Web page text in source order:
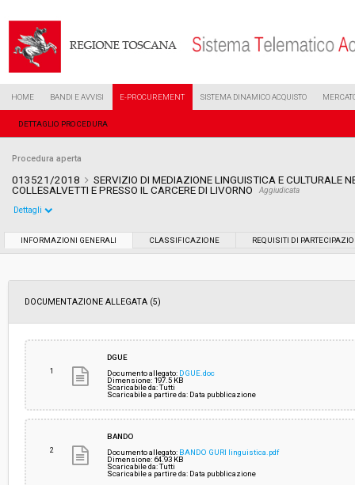
HOME BANDI E AVVISI E-PROCUREMENT SISTEMA DINAMICO ACQUISTO
DETTAGLIO PROCEDURA
Procedura aperta
013521/2018
SERVIZIO DI MEDIAZIONE LINGUISTICA E CULTURALE
COLLESALVETTI E PRESSO IL CARCERE DI LIVORNO
Aggiudicata
Data pubblicazione:
Svolgimento:
Responsabile attuale: COMUNE DI LIVORNO - Ufficio Gare e Contratti
Dettagli
INFORMAZIONI GENERALI CLASSIFICAZIONE REQUISITI DI
DOCUMENTAZIONE ALLEGATA (5)
1
DGUE
Documento allegato: DGUE.doc
Dimensione: 197.5 KB
Scaricabile da: Tutti
Scaricabile a partire da: Data pubblicazione
2
BANDO
Documento allegato: BANDO GURI linguistica.pdf
Dimensione: 64.93 KB
Scaricabile da: Tutti
Scaricabile a partire da: Data pubblicazione